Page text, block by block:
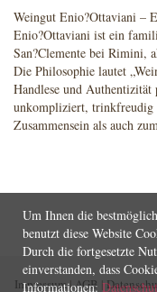
Weingut Enio?Ottaviani –
Enio?Ottaviani ist ein
San?Clemente bei Rimini,
Die Philosophie lautet
Handlese und
unkompliziert, trinkfreudig
Zusammensein als auch
Impressum|AGB |
Um Ihnen die
benutzt diese Website
Durch die fortgesetzte
einverstanden, dass
Informationen: